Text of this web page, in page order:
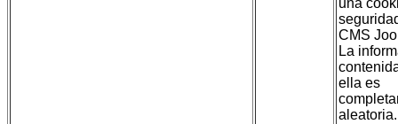
una
CMS
La
ella es
aleatoria.